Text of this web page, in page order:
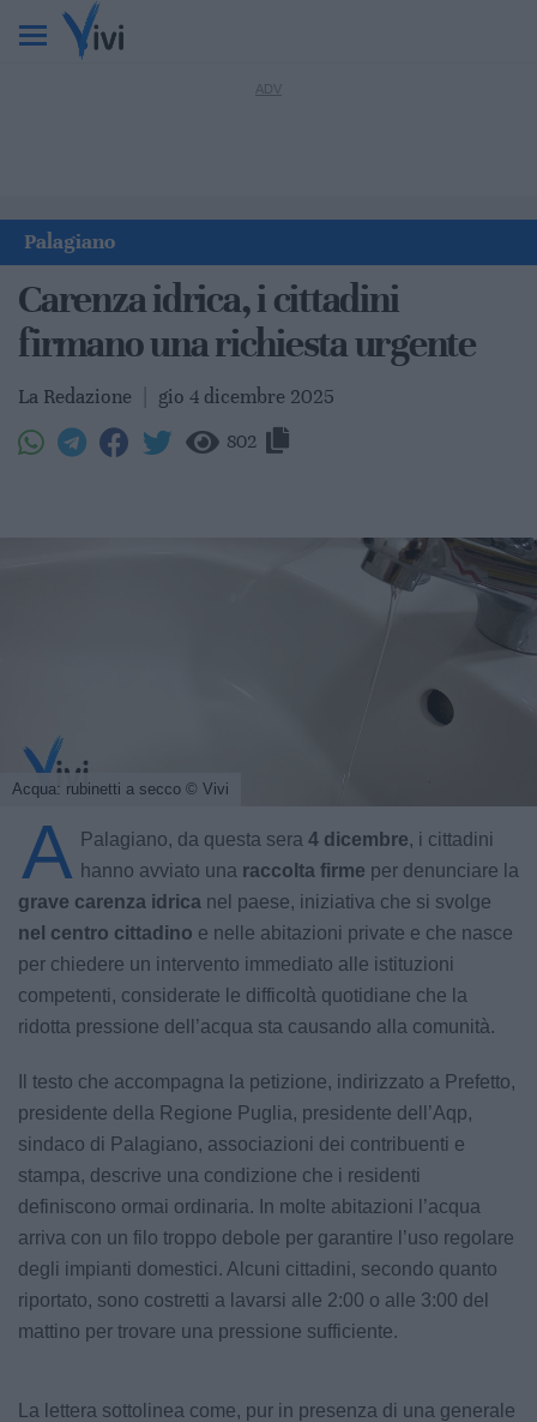
Palagiano
Carenza idrica, i cittadini
firmano una richiesta urgente
La Redazione gio 4 dicembre 2025
802
Acqua: rubinetti a secco © Vivi
A Palagiano, da questa sera 4 dicembre, i cittadini
hanno avviato una raccolta firme per denunciare la
grave carenza idrica nel paese, iniziativa che si svolge
nel centro cittadino e nelle abitazioni private e che nasce
per chiedere un intervento immediato alle istituzioni
competenti, considerate le difficoltà quotidiane che la
ridotta pressione dell’acqua sta causando alla comunità.
Il testo che accompagna la petizione, indirizzato a Prefetto,
presidente della Regione Puglia, presidente dell’Aqp,
sindaco di Palagiano, associazioni dei contribuenti e
stampa, descrive una condizione che i residenti
definiscono ormai ordinaria. In molte abitazioni l’acqua
arriva con un filo troppo debole per garantire l’uso regolare
degli impianti domestici. Alcuni cittadini, secondo quanto
riportato, sono costretti a lavarsi alle 2:00 o alle 3:00 del
mattino per trovare una pressione sufficiente.
La lettera sottolinea come, pur in presenza di una generale